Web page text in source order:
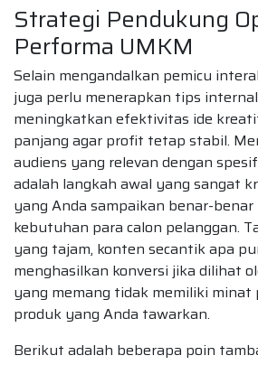
Strategi Pendukung
Performa UMKM
Selain mengandalkan pemicu
juga perlu menerapkan tips
meningkatkan efektivitas ide
panjang agar profit tetap stabil.
audiens yang relevan dengan
adalah langkah awal yang sangat
yang Anda sampaikan benar-
kebutuhan para calon pelanggan.
yang tajam, konten secantik apa
menghasilkan konversi jika dilihat
yang memang tidak memiliki minat
produk yang Anda tawarkan.
Berikut adalah beberapa poin